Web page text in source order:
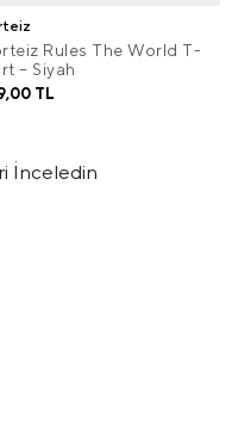
Rules The World T-
– Siyah
TL
İnceledin